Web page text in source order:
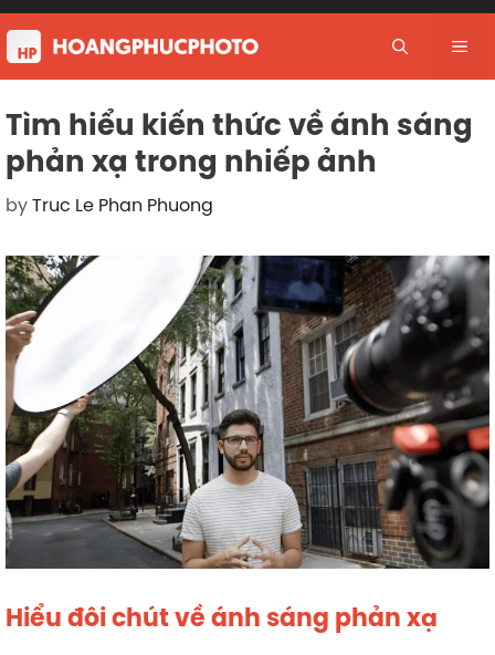
Skip
to
content
Tìm hiểu kiến thức về ánh sáng
phản xạ trong nhiếp ảnh
byTruc Le Phan Phuong
Hiểu đôi chút về ánh sáng phản xạ